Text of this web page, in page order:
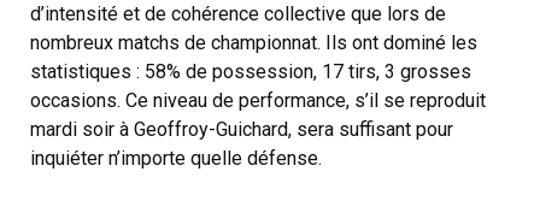
d’intensité et de cohérence collective que lors de
nombreux matchs de championnat. Ils ont dominé les
statistiques : 58% de possession, 17 tirs, 3 grosses
occasions. Ce niveau de performance, s’il se reproduit
mardi soir à Geoffroy-Guichard, sera suffisant pour
inquiéter n’importe quelle défense.